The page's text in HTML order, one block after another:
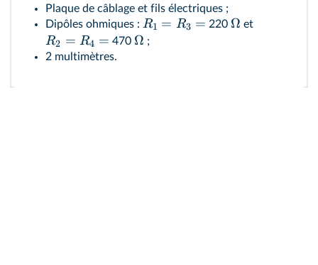
Plaque de câblage et fils électriques ;
Dipôles ohmiques : R1 = R3 = 220 Ω et
R2 = R4 = 470 Ω ;
2 multimètres.